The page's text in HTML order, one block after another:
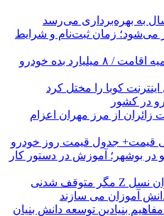
به بهره‌برداری می‌رسد
می‌شود؛ زمان ثبت‌نام و شرایط
کاسبی خارج‌نشین‌ها با سهمیه اقامت / ۸ میلیارد بده خودرو
کوبا را مختل کرد
زائران از مرز مهران اعزام
قیمت+ جدول قیمت روز خودرو
در بوشهر؛ آموزش در دستور کار
سیلیکن ولیِ تهران؛ این ایران نسل Z مگر متوقف شدنی
دانش آموزان می سازند
بنیادین توسعه دانش بنیان